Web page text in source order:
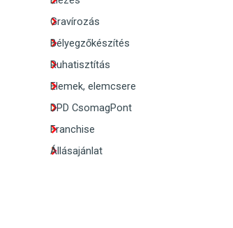
Gravírozás
Bélyegzőkészítés
Ruhatisztítás
Elemek, elemcsere
DPD CsomagPont
Franchise
Állásajánlat